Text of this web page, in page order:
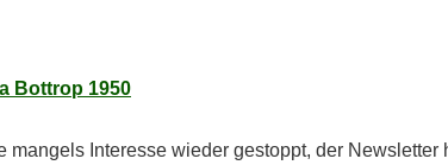
Bottrop 1950
man­gels In­ter­es­se wie­der ge­stoppt, der